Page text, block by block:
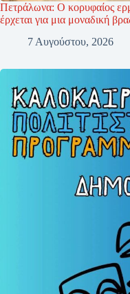
Πετράλωνα: Ο κορυφαίος
έρχεται για μια μοναδική
7 Αυγούστου, 2026